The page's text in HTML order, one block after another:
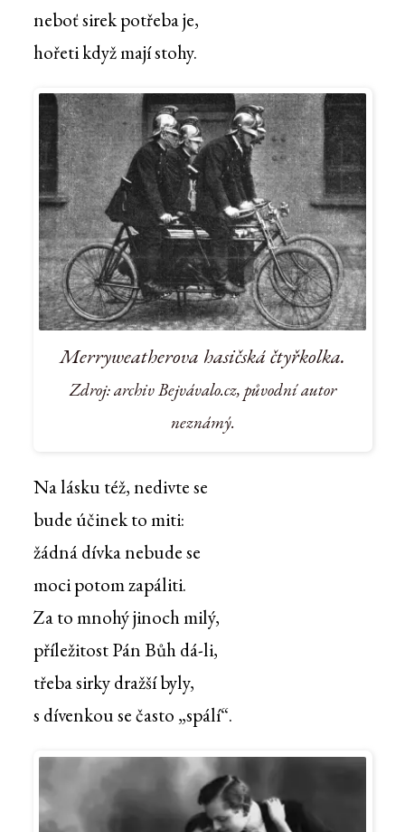
neboť sirek potřeba je,
hořeti když mají stohy.
Merryweatherova hasičská čtyřkolka.
Zdroj: archiv Bejvávalo.cz, původní autor
neznámý.
Na lásku též, nedivte se
bude účinek to miti:
žádná dívka nebude se
moci potom zapáliti.
Za to mnohý jinoch milý,
příležitost Pán Bůh dá-li,
třeba sirky dražší byly,
s dívenkou se často „spálí“.